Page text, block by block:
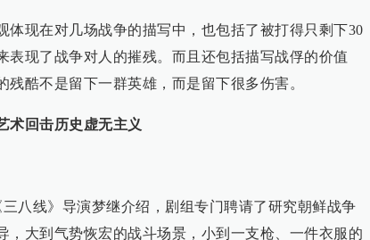
体现在对几场战争的描写中，也包括了被打得只剩下30
表现了战争对人的摧残。而且还包括描写战俘的价值
残酷不是留下一群英雄，而是留下很多伤害。
术回击历史虚无主义
八线》导演梦继介绍，剧组专门聘请了研究朝鲜战争
，大到气势恢宏的战斗场景，小到一支枪、一件衣服的